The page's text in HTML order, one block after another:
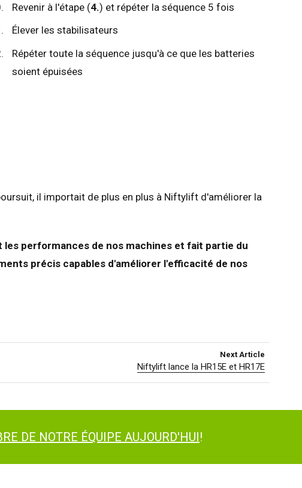
Revenir à l'étape (4.) et répéter la séquence 5 fois
Élever les stabilisateurs
Répéter toute la séquence jusqu'à ce que les batteries
soient épuisées
il importait de plus en plus à Niftylift d'améliorer la
performances de nos machines et fait partie du
précis capables d'améliorer l'efficacité de nos
Next Article
Niftylift lance la HR15E et HR17E
DE NOTRE ÉQUIPE AUJOURD'HUI !